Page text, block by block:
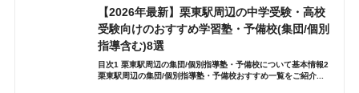
【2026年最新】栗東駅周辺の中学受験・高校
受験向けのおすすめ学習塾・予備校(集団/個別
指導含む)8選
目次1 栗東駅周辺の集団/個別指導塾・予備校について基本情報2
栗東駅周辺の集団/個別指導塾・予備校おすすめ一覧をご紹介...